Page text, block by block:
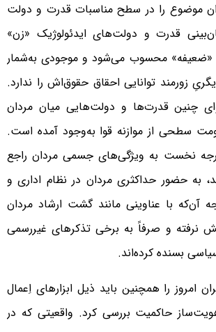
موضوع را در سطح مناسبات قدرت و دولت
قدرت و دولت‌های ایدئولوژیک «زن»
محسوب می‌شود و موجودی به‌شمار
زورمند توانایی احقاق حقوق‌اش را ندارد.
چنین قدرت‌ها و دولت‌هایی میان مردان
سطحی از موازنه قوا به‌وجود آمده است.
درجه نخست به ویژگی‌های جسمی مردان راجع
به حضور حداکثری مردان در نظام اداری و
آن‌که با عناوینی مانند گشت ارشاد مردان
نرفته‌ و صرفاً به برخی تذکرهای غیررسمی
بسنده کرده‌اند.
امروز را همچنین باید ذیل ابزارهای اِعمال
حاکمیت بررسی کرد. واقعیتی که در